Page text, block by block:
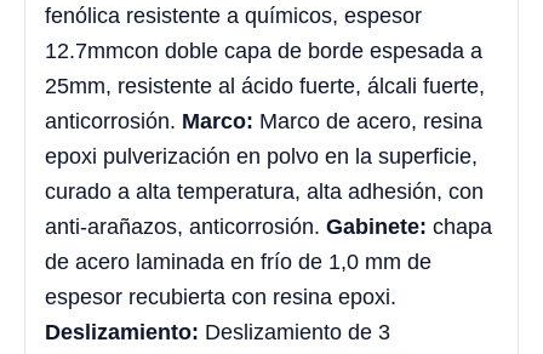
fenólica resistente a químicos, espesor
12.7mmcon doble capa de borde espesada a
25mm, resistente al ácido fuerte, álcali fuerte,
anticorrosión. Marco: Marco de acero, resina
epoxi pulverización en polvo en la superficie,
curado a alta temperatura, alta adhesión, con
anti-arañazos, anticorrosión. Gabinete: chapa
de acero laminada en frío de 1,0 mm de
espesor recubierta con resina epoxi.
Deslizamiento: Deslizamiento de 3